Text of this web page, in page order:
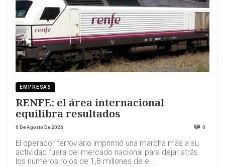
EMPRESAS
RENFE: el área internacional
equilibra resultados
6 De Agosto De 2026 0
El operador ferroviario imprimió una marcha más a su
actividad fuera del mercado nacional para dejar atrás
los números rojos de 1,8 millones de e...